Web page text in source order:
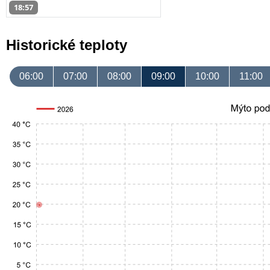
18:57
Historické teploty
06:00 07:00 08:00 09:00 10:00 11:00